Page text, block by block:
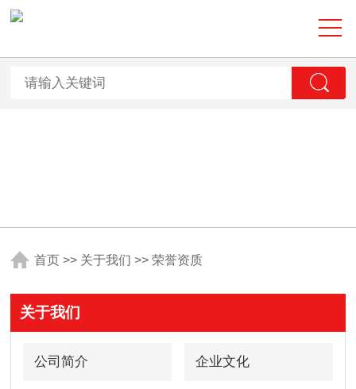
首页 >> 关于我们 >>荣誉资质
关于我们
公司简介 企业文化